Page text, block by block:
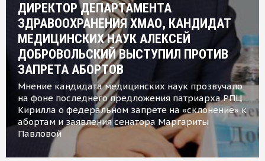
ДИРЕКТОР ДЕПАРТАМЕНТА
ЗДРАВООХРАНЕНИЯ ХМАО, КАНДИДАТ
МЕДИЦИНСКИХ НАУК АЛЕКСЕЙ
ДОБРОВОЛЬСКИЙ ВЫСТУПИЛ ПРОТИВ
ЗАПРЕТА АБОРТОВ
Мнение кандидата медицинских наук прозвучало
на фоне последнего предложения патриарха РПЦ
Кирилла о федеральном запрете на «склонение» к
абортам и заявления сенатора Маргариты
Павловой